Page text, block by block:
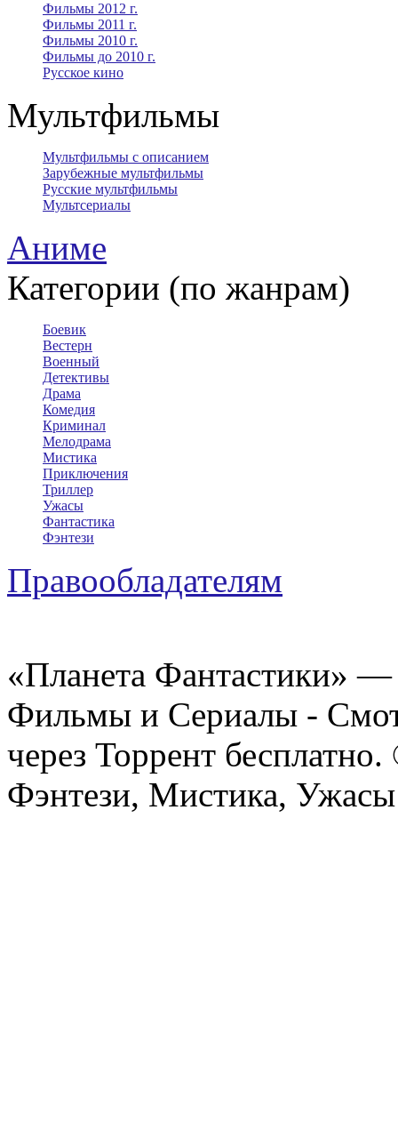
Фильмы 2012 г.
Фильмы 2011 г.
Фильмы 2010 г.
Фильмы до 2010 г.
Русское кино
Мультфильмы
Мультфильмы с описанием
Зарубежные мультфильмы
Русские мультфильмы
Мультсериалы
Аниме
Категории (по жанрам)
Боевик
Вестерн
Военный
Детективы
Драма
Комедия
Криминал
Мелодрама
Мистика
Приключения
Триллер
Ужасы
Фантастика
Фэнтези
Правообладателям
«Планета Фантастики»
Фильмы и Сериалы -
через Торрент
Фэнтези, Мистика,